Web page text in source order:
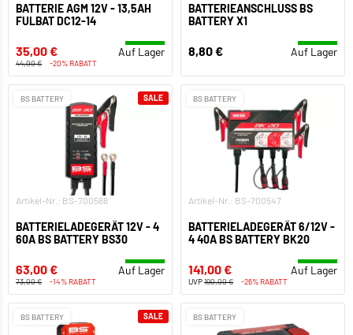
BATTERIE AGM 12V - 13,5AH
FULBAT DC12-14
35,00 € Auf Lager
44,00 € -20% RABATT
BATTERIEANSCHLUSS BS
BATTERY X1
8,80 € Auf Lager
BS BATTERY
Artikel-Nr.: BS-700566
BATTERIELADEGERÄT 12V - 4
60A BS BATTERY BS30
63,00 € Auf Lager
73,00 € -14% RABATT
SALE BS BATTERY
Artikel-Nr.: BS-700547
BATTERIELADEGERÄT 6/12V -
4 40A BS BATTERY BK20
141,00 € Auf Lager
UVP190,00 € -26% RABATT
BS BATTERY SALE BS BATTERY